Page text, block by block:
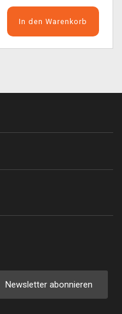
In den Warenkorb
Newsletter abonnieren